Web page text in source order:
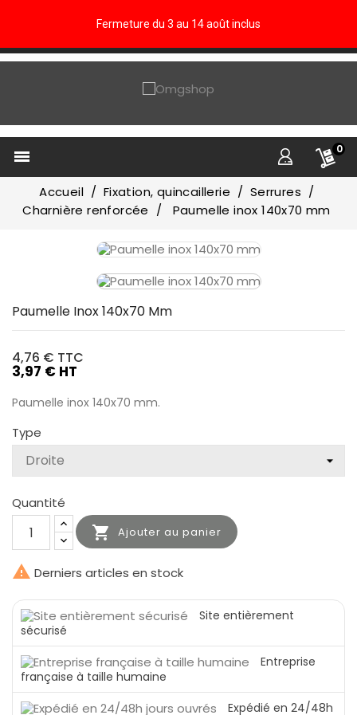
Fermeture du 3 au 14 août inclus
 0
Accueil Fixation, quincaillerie
Serrures
Charnière renforcée
Paumelle inox 140x70 mm
Paumelle Inox 140x70 Mm
4,76 € TTC
3,97 € HT
Paumelle inox 140x70 mm.
Type
Quantité
 Ajouter au panier
 Derniers articles en stock
Site entièrement
sécurisé
Entreprise
française à taille humaine
Expédié en 24/48h